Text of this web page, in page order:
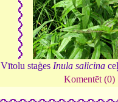
Vītolu staģes Inula salicina
Komentēt (0)